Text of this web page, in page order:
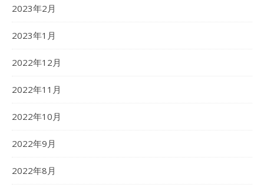
2023年2月
2023年1月
2022年12月
2022年11月
2022年10月
2022年9月
2022年8月